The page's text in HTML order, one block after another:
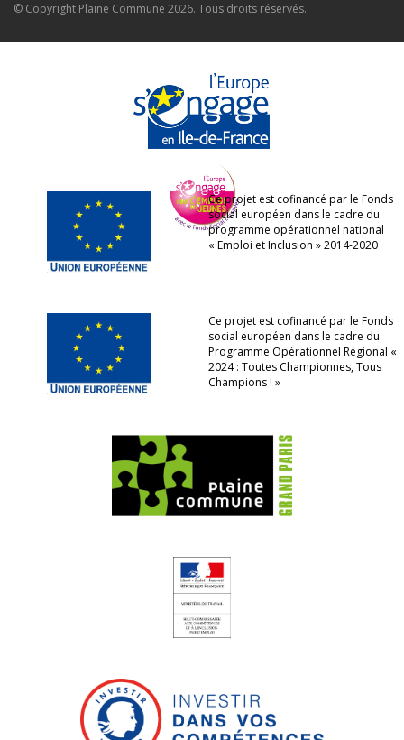
© Copyright Plaine Commune 2026. Tous droits réservés.
Ce projet est cofinancé par le Fonds
social européen dans le cadre du
programme opérationnel national
« Emploi et Inclusion » 2014-2020
Ce projet est cofinancé par le Fonds
social européen dans le cadre du
Programme Opérationnel Régional «
2024 : Toutes Championnes, Tous
Champions ! »